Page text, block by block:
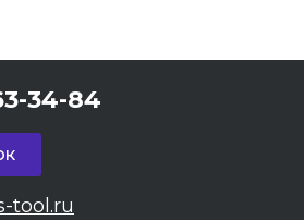
34-84
tool.ru